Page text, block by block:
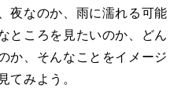
夜なのか、雨に濡れる可能
ところを見たいのか、どん
か、そんなことをイメージ
てみよう。